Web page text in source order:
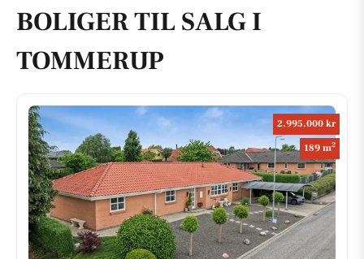
BOLIGER TIL SALG I
TOMMERUP
2.995.000 kr
189 m2